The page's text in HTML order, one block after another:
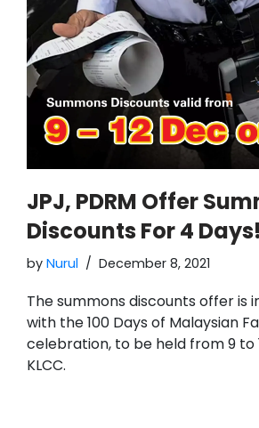
JPJ, PDRM Offer
Discounts For 4 Days!
by Nurul December 8, 2021
The summons discounts offer is
with the 100 Days of Malaysian
celebration, to be held from 9 to
KLCC.